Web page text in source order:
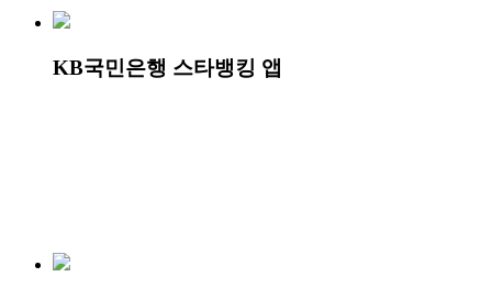
KB국민은행 스타뱅킹 앱